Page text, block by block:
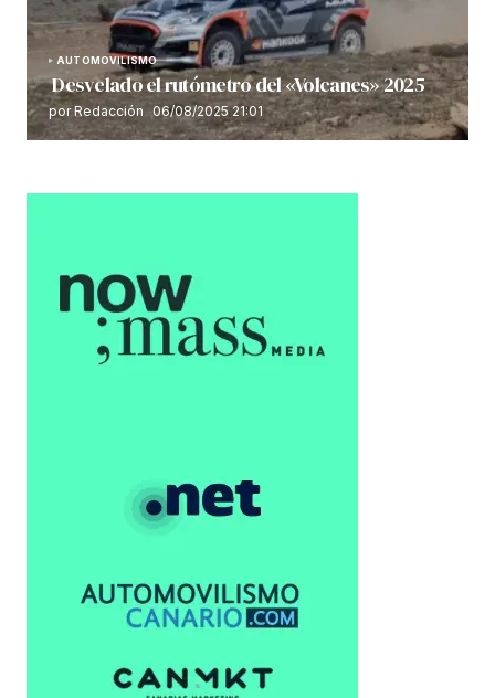
AUTOMOVILISMO
Desvelado el rutómetro del «Volcanes» 2025
por Redacción 06/08/2025 21:01